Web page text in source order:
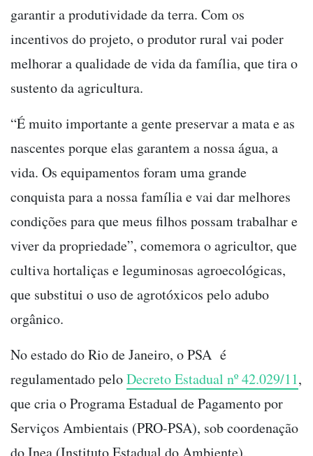
garantir a produtividade da terra. Com os
incentivos do projeto, o produtor rural vai poder
melhorar a qualidade de vida da família, que tira o
sustento da agricultura.
“É muito importante a gente preservar a mata e as
nascentes porque elas garantem a nossa água, a
vida. Os equipamentos foram uma grande
conquista para a nossa família e vai dar melhores
condições para que meus filhos possam trabalhar e
viver da propriedade”, comemora o agricultor, que
cultiva hortaliças e leguminosas agroecológicas,
que substitui o uso de agrotóxicos pelo adubo
orgânico.
No estado do Rio de Janeiro, o PSA é
regulamentado peloDecreto Estadual nº 42.029/11,
que cria oPrograma Estadual de Pagamento por
Serviços Ambientais (PRO-PSA), sob coordenação
do Inea (Instituto Estadual do Ambiente).